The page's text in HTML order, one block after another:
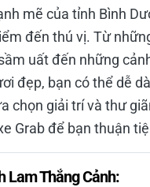
mẽ của tỉnh Bình
đến thú vị. Từ
uất đến những
đẹp, bạn có thể dễ
chọn giải trí và thư
Grab để bạn thuận
Thắng Cảnh: